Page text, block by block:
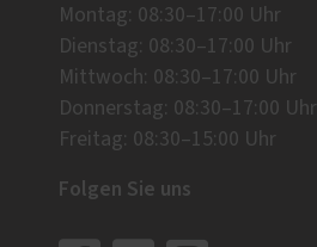
Montag: 08:30–17:00 Uhr
Dienstag: 08:30–17:00 Uhr
Mittwoch: 08:30–17:00 Uhr
Donnerstag: 08:30–17:00 Uhr
Freitag: 08:30–15:00 Uhr
Folgen Sie uns